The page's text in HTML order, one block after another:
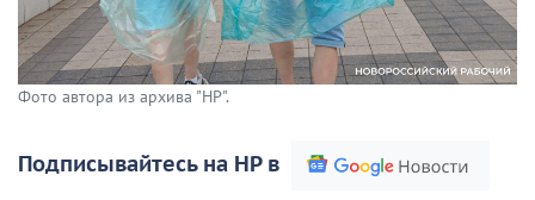
Фото автора из архива "НР".
Подписывайтесь на НР в